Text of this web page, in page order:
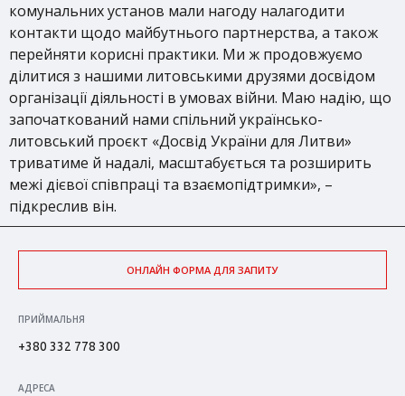
комунальних установ мали нагоду налагодити
контакти щодо майбутнього партнерства, а також
перейняти корисні практики. Ми ж продовжуємо
ділитися з нашими литовськими друзями досвідом
організації діяльності в умовах війни. Маю надію, що
започаткований нами спільний українсько-
литовський проєкт «Досвід України для Литви»
триватиме й надалі, масштабується та розширить
межі дієвої співпраці та взаємопідтримки», –
підкреслив він.
ОНЛАЙН ФОРМА ДЛЯ ЗАПИТУ
ПРИЙМАЛЬНЯ
+380 332 778 300
АДРЕСА